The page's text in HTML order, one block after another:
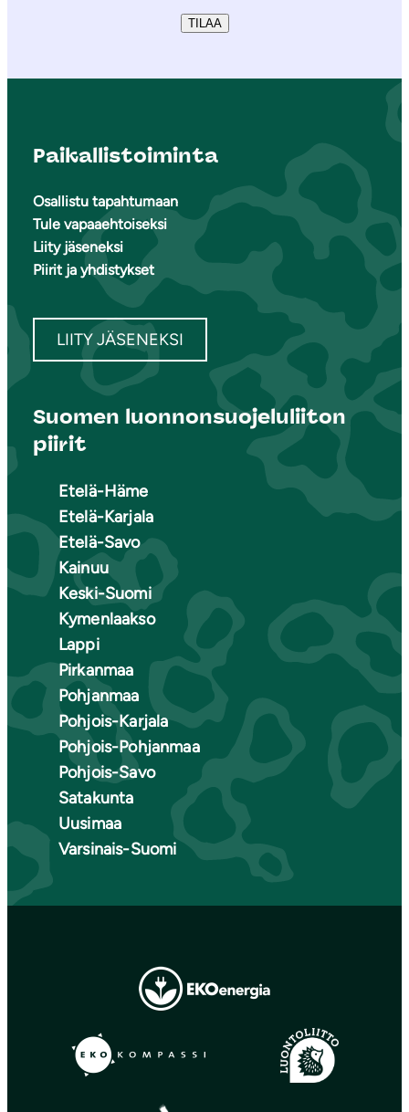
TILAA
Paikallistoiminta
Osallistu tapahtumaan
Tule vapaaehtoiseksi
Liity jäseneksi
Piirit ja yhdistykset
LIITY JÄSENEKSI
Suomen luonnonsuojeluliiton
piirit
Etelä-Häme
Etelä-Karjala
Etelä-Savo
Kainuu
Keski-Suomi
Kymenlaakso
Lappi
Pirkanmaa
Pohjanmaa
Pohjois-Karjala
Pohjois-Pohjanmaa
Pohjois-Savo
Satakunta
Uusimaa
Varsinais-Suomi